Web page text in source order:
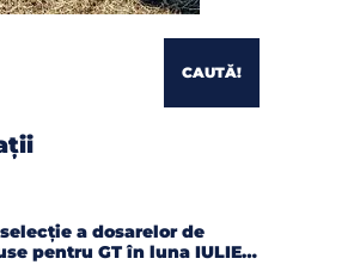
CAUTĂ!
a dosarelor de
pentru GT în luna IULIE